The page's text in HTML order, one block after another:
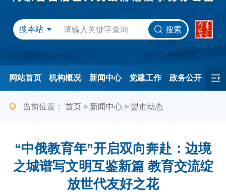
搜本站 搜索
网站首页 机构概况 新闻中心 党建工作 政务公开
办事服务 民间友好 港澳事务 互动交流
当前位置： 首页> 新闻中心> 盟市动态
“中俄教育年”开启双向奔赴：边境
之城谱写文明互鉴新篇 教育交流绽
放世代友好之花